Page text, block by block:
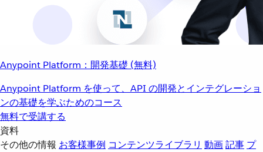
Anypoint Platform：開発基礎 (無料)
Anypoint Platform を使って、API の開発とインテグレーショ
ンの基礎を学ぶためのコース
無料で受講する
資料
その他の情報 お客様事例 コンテンツライブラリ 動画記事 プ